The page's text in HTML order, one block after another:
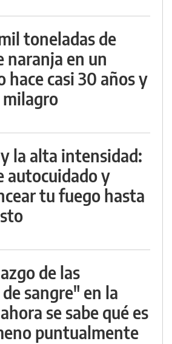
toneladas de
naranja en un
hace casi 30 años y
la alta intensidad:
autocuidado y
tu fuego hasta
de las
sangre" en la
se sabe qué es
puntualmente